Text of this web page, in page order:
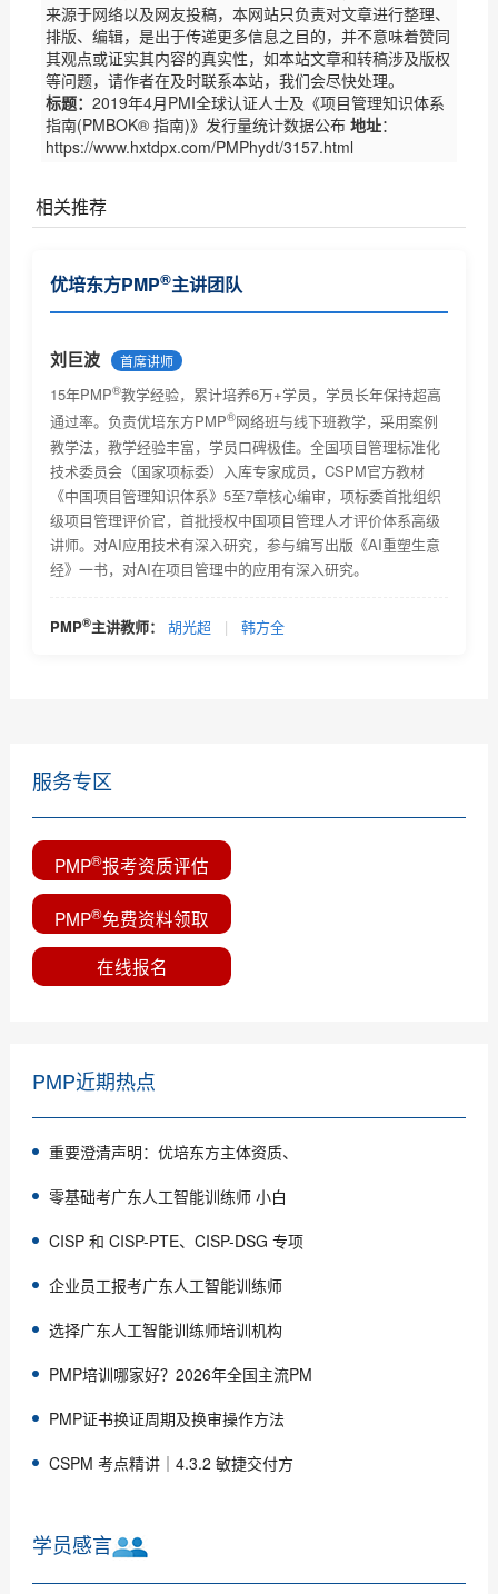
来源于网络以及网友投稿，本网站只负责对文章进行整理、
排版、编辑，是出于传递更多信息之目的，并不意味着赞同
其观点或证实其内容的真实性，如本站文章和转稿涉及版权
等问题，请作者在及时联系本站，我们会尽快处理。
标题： 2019年4月PMI全球认证人士及《项目管理知识体系
指南(PMBOK® 指南)》发行量统计数据公布 地址：
https://www.hxtdpx.com/PMPhydt/3157.html
相关推荐
PMI(中国)2017项目管理大会诚征主题（优培东方）
关于2017年6月份项目管理考试北京考场已达报名人数
上限...
关于PMBOK® 指南改版及PMP®认证考试更新有关事宜
的通知...
2018年项目管理认证考试时间安排及教材改版通知
关于项目管理系列职业资格认证考试考试费价格调整的
通...
2018年2月PMI全球认证人士及《项目管理知识体系指南
(P...
优培东方2018年9月8日项目管理资格认证考试的报名通
优培东方PMP®主讲团队
刘巨波 首席讲师
15年PMP®教学经验，累计培养6万+学员，学员长年保持超高
通过率。负责优培东方PMP®网络班与线下班教学，采用案例
教学法，教学经验丰富，学员口碑极佳。全国项目管理标准化
技术委员会（国家项标委）入库专家成员，CSPM官方教材
《中国项目管理知识体系》5至7章核心编审，项标委首批组织
级项目管理评价官，首批授权中国项目管理人才评价体系高级
讲师。对AI应用技术有深入研究，参与编写出版《AI重塑生意
经》一书，对AI在项目管理中的应用有深入研究。
PMP®主讲教师： 胡光超 | 韩方全
服务专区
PMP®报考资质评估
PMP®免费资料领取
在线报名
PMP近期热点
重要澄清声明：优培东方主体资质、
零基础考广东人工智能训练师 小白
CISP 和 CISP-PTE、CISP-DSG 专项
企业员工报考广东人工智能训练师
选择广东人工智能训练师培训机构
PMP培训哪家好？2026年全国主流PM
PMP证书换证周期及换审操作方法
CSPM 考点精讲｜4.3.2 敏捷交付方
学员感言